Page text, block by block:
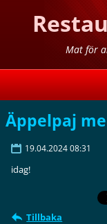
Mat för
Äppelpaj
19.04.2024 08:31
idag!
Tillbaka